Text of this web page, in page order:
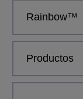
Rainbow™
Productos